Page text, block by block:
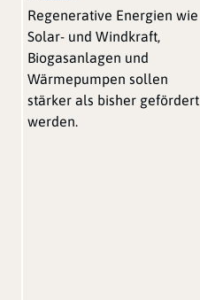
Regenerative Energien wie
Solar- und Windkraft,
Biogasanlagen und
Wärmepumpen sollen
stärker als bisher gefördert
werden.